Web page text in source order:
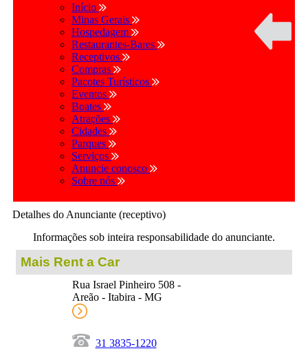
Início
Minas Gerais
Hospedagem
Restaurantes-Bares
Receptivos
Compras
Pacotes Turísticos
Eventos
Boates
Atrações
Cidades
Parques
Serviços
Anuncie conosco
Sobre nós
Detalhes do Anunciante (receptivo)
Informações sob inteira responsabilidade do anunciante.
Mais Rent a Car
Rua Israel Pinheiro 508 -
Areão - Itabira - MG
31 3835-1220